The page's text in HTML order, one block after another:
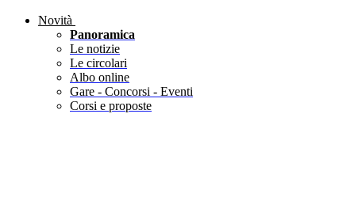
Novità
Panoramica
Le notizie
Le circolari
Albo online
Gare - Concorsi - Eventi
Corsi e proposte